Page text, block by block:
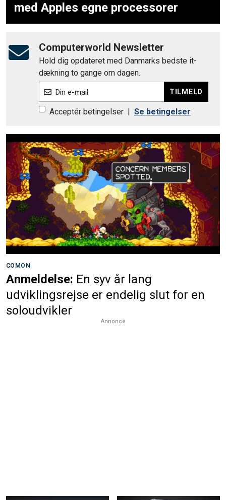
med Apples egne processorer
Computerworld Newsletter
Hold dig opdateret med Danmarks bedste it-
dækning to gange om dagen.
Din e-mail TILMELD
Acceptér betingelser Se betingelser
COMON
Anmeldelse: En syv år lang
udviklingsrejse er endelig slut for en
soloudvikler
Annonce